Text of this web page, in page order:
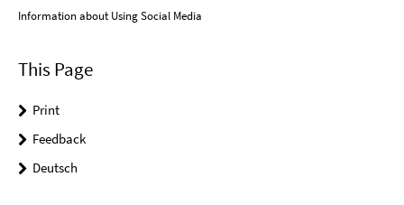
Information about Using Social Media
This Page
Print
Feedback
Deutsch